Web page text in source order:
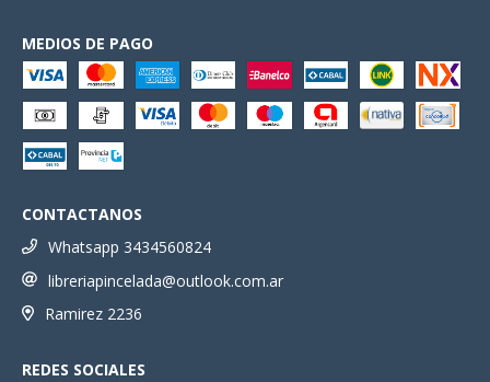
MEDIOS DE PAGO
CONTACTANOS
Whatsapp 3434560824
libreriapincelada@outlook.com.ar
Ramirez 2236
REDES SOCIALES